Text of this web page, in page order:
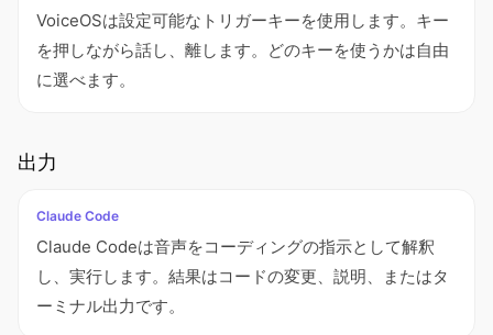
VoiceOSは設定可能なトリガーキーを使用します。キー
を押しながら話し、離します。どのキーを使うかは自由
に選べます。
出力
Claude Code
Claude Codeは音声をコーディングの指示として解釈
し、実行します。結果はコードの変更、説明、またはタ
ーミナル出力です。